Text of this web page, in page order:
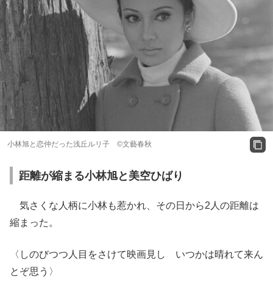
小林旭と恋仲だった浅丘ルリ子 ©文藝春秋
距離が縮まる小林旭と美空ひばり
気さくな人柄に小林も惹かれ、その日から2人の距離は
縮まった。
〈しのびつつ人目をさけて映画見し いつかは晴れて来ん
とぞ思う〉